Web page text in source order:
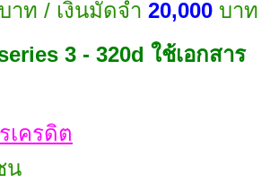
าท / เงินมัดจำ 20,000บาท
3 - 320d ใช้เอกสาร
เครดิต
น